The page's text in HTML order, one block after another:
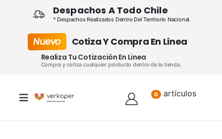
Despachos A Todo Chile
* Despachos Realizados Dentro Del Territorio Nacional.
Nuevo Cotiza Y Compra En Linea
Realiza Tu Cotización En Linea
Compra y cotiza cualquier producto dentro de la tienda.
0 artículos